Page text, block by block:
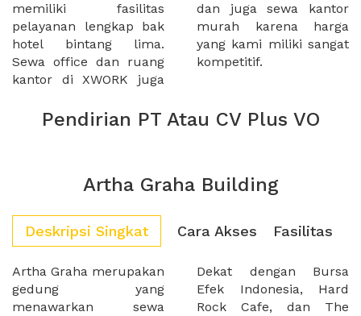
memiliki fasilitas
pelayanan lengkap bak
hotel bintang lima.
Sewa office dan ruang
kantor di XWORK juga
dan juga sewa kantor
murah karena harga
yang kami miliki sangat
kompetitif.
Pendirian PT Atau CV Plus VO
Artha Graha Building
Deskripsi Singkat Cara Akses Fasilitas
Artha Graha merupakan
gedung yang
menawarkan sewa
Dekat dengan Bursa
Efek Indonesia, Hard
Rock Cafe, dan The